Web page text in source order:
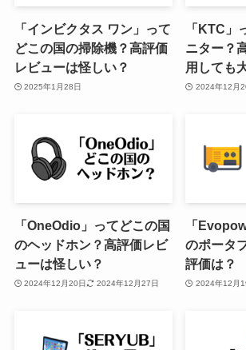
「インビクタス ワン」って
どこの国の掃除機？高評価
レビューは怪しい？
2025年1月28日
「KTC」
ニター？
用しても
2024年12月
「OneOdio」ってどこの国
のヘッドホン？高評価レビ
ューは怪しい？
2024年12月20日 2024年12月27日
「
のポータ
評価は？
2024年12月